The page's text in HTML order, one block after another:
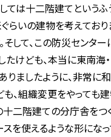
ては十二階建てという
いの建物を考えており
そして、この防災セン
けども、本当に東南海
りましたように、非常
、組織変更をやって
十二階建ての分庁舎を
スを使えるような形に